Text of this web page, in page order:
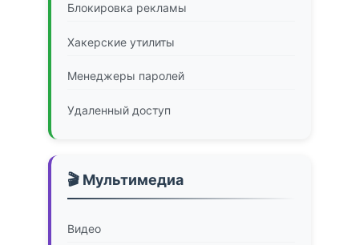
Блокировка рекламы
Хакерские утилиты
Менеджеры паролей
Удаленный доступ
🎬 Мультимедиа
Видео